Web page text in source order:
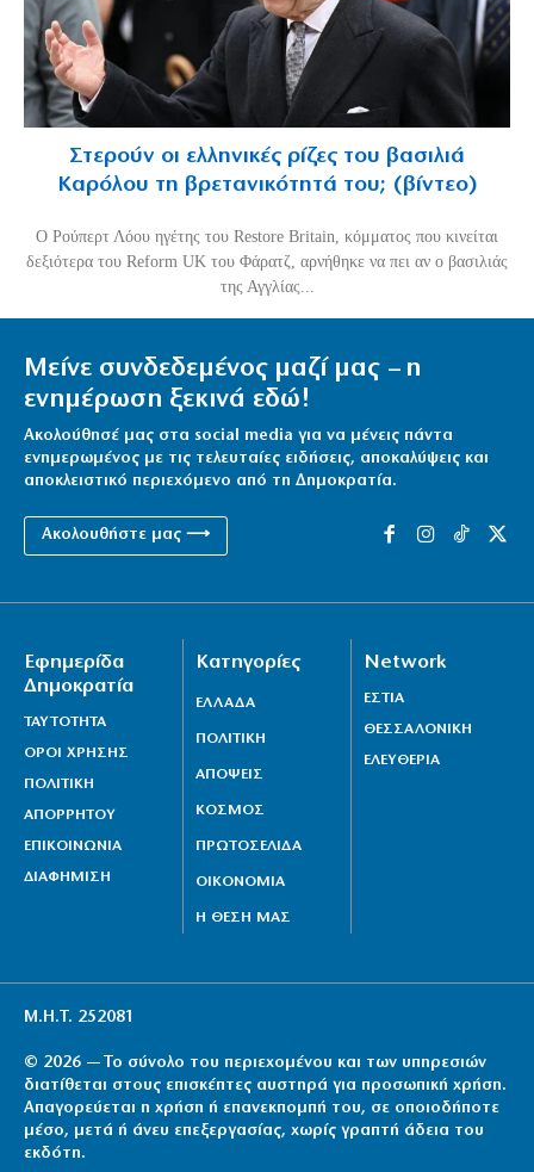
Στερούν οι ελληνικές ρίζες του βασιλιά
Καρόλου τη βρετανικότητά του; (βίντεο)
O Ρούπερτ Λόου ηγέτης του Restore Britain, κόμματος που κινείται
δεξιότερα του Reform UK του Φάρατζ, αρνήθηκε να πει αν ο βασιλιάς
της Αγγλίας...
Μείνε συνδεδεμένος μαζί μας – η
ενημέρωση ξεκινά εδώ!
Ακολούθησέ μας στα social media για να μένεις πάντα
ενημερωμένος με τις τελευταίες ειδήσεις, αποκαλύψεις και
αποκλειστικό περιεχόμενο από τη Δημοκρατία.
Ακολουθήστε μας ⟶
Εφημερίδα
Δημοκρατία
ΤΑΥΤΟΤΗΤΑ
ΟΡΟΙ ΧΡΗΣΗΣ
ΠΟΛΙΤΙΚΗ
ΑΠΟΡΡΗΤΟΥ
ΕΠΙΚΟΙΝΩΝΙΑ
ΔΙΑΦΗΜΙΣΗ
Κατηγορίες
ΕΛΛΑΔΑ
ΠΟΛΙΤΙΚΗ
ΑΠΟΨΕΙΣ
ΚΟΣΜΟΣ
ΠΡΩΤΟΣΕΛΙΔΑ
ΟΙΚΟΝΟΜΙΑ
Η ΘΕΣΗ ΜΑΣ
Network
ΕΣΤΙΑ
ΘΕΣΣΑΛΟΝΙΚΗ
ΕΛΕΥΘΕΡΙΑ
Μ.Η.Τ. 252081
© 2026 — Το σύνολο του περιεχομένου και των υπηρεσιών
διατίθεται στους επισκέπτες αυστηρά για προσωπική χρήση.
Απαγορεύεται η χρήση ή επανεκπομπή του, σε οποιοδήποτε
μέσο, μετά ή άνευ επεξεργασίας, χωρίς γραπτή άδεια του
εκδότη.